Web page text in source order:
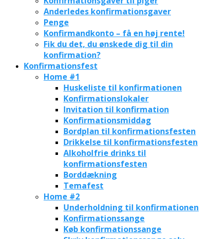
Anderledes konfirmationsgaver
Penge
Konfirmandkonto – få en høj rente!
Fik du det, du ønskede dig til din
konfirmation?
Konfirmationsfest
Home #1
Huskeliste til konfirmationen
Konfirmationslokaler
Invitation til konfirmation
Konfirmationsmiddag
Bordplan til konfirmationsfesten
Drikkelse til konfirmationsfesten
Alkoholfrie drinks til
konfirmationsfesten
Borddækning
Temafest
Home #2
Underholdning til konfirmationen
Konfirmationssange
Køb konfirmationssange